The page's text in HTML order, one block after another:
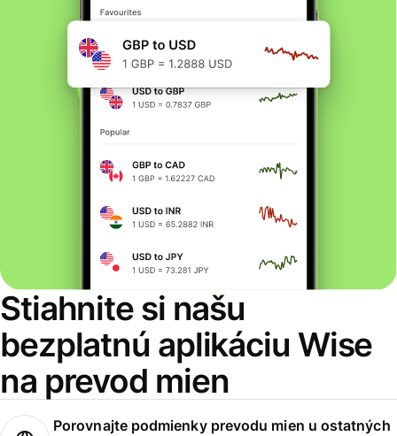
Stiahnite si našu
bezplatnú aplikáciu Wise
na prevod mien
Porovnajte podmienky prevodu mien u ostatných